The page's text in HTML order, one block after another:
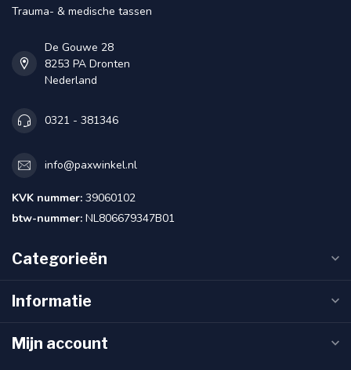
Trauma- & medische tassen
De Gouwe 28
8253 PA Dronten
Nederland
0321 - 381346
info@paxwinkel.nl
KVK nummer: 39060102
btw-nummer: NL806679347B01
Categorieën
Informatie
Mijn account